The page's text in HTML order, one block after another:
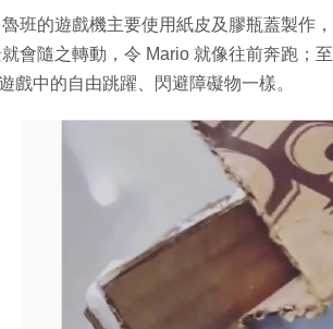
班的遊戲機主要使用紙皮及膠瓶蓋製作
會隨之轉動，令 Mario 就像往前奔跑；
戲中的自由跳躍、閃避障礙物一樣。